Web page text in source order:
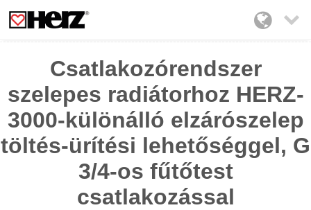

Csatlakozórendszer
szelepes radiátorhoz HERZ-
3000-különálló elzárószelep
töltés-ürítési lehetőséggel, G
3/4-os fűtőtest
csatlakozással